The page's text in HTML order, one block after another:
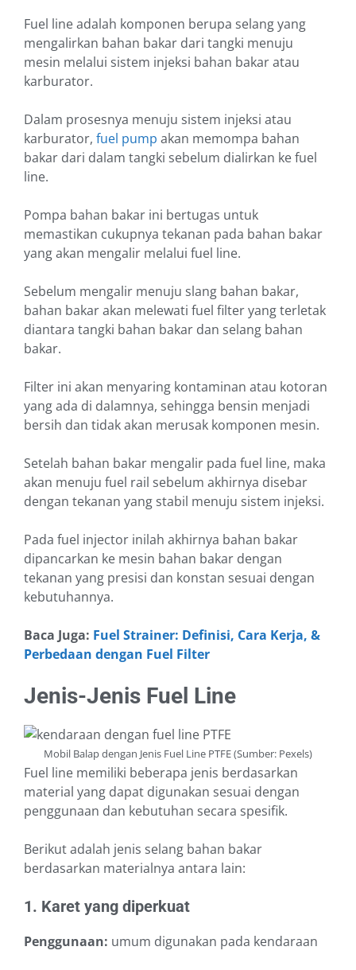
Fuel line adalah komponen berupa selang yang
mengalirkan bahan bakar dari tangki menuju
mesin melalui sistem injeksi bahan bakar atau
karburator.
Dalam prosesnya menuju sistem injeksi atau
karburator, fuel pump akan memompa bahan
bakar dari dalam tangki sebelum dialirkan ke fuel
line.
Pompa bahan bakar ini bertugas untuk
memastikan cukupnya tekanan pada bahan bakar
yang akan mengalir melalui fuel line.
Sebelum mengalir menuju slang bahan bakar,
bahan bakar akan melewati fuel filter yang terletak
diantara tangki bahan bakar dan selang bahan
bakar.
Filter ini akan menyaring kontaminan atau kotoran
yang ada di dalamnya, sehingga bensin menjadi
bersih dan tidak akan merusak komponen mesin.
Setelah bahan bakar mengalir pada fuel line, maka
akan menuju fuel rail sebelum akhirnya disebar
dengan tekanan yang stabil menuju sistem injeksi.
Pada fuel injector inilah akhirnya bahan bakar
dipancarkan ke mesin bahan bakar dengan
tekanan yang presisi dan konstan sesuai dengan
kebutuhannya.
Baca Juga: Fuel Strainer: Definisi, Cara Kerja, &
Perbedaan dengan Fuel Filter
Jenis-Jenis Fuel Line
Mobil Balap dengan Jenis Fuel Line PTFE (Sumber: Pexels)
Fuel line memiliki beberapa jenis berdasarkan
material yang dapat digunakan sesuai dengan
penggunaan dan kebutuhan secara spesifik.
Berikut adalah jenis selang bahan bakar
berdasarkan materialnya antara lain:
1. Karet yang diperkuat
Penggunaan: umum digunakan pada kendaraan